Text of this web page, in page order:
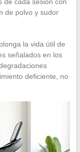
de polvo y sudor
la vida útil de
señalados en los
deficiente, no